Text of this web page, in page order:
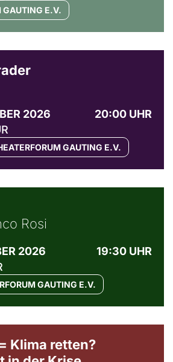
GAUTING E.V.
2026
20:00 UHR
GAUTING E.V.
Rosi
2026
19:30 UHR
GAUTING E.V.
Klima retten?